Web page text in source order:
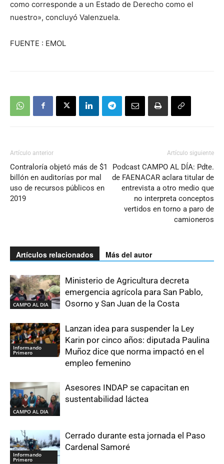
como corresponde a un Estado de Derecho como el
nuestro», concluyó Valenzuela.
FUENTE : EMOL
Artículo anterior
Contraloría objetó más de $1
billón en auditorías por mal
uso de recursos públicos en
2019
Artículo siguiente
Podcast CAMPO AL DÍA: Pdte.
de FAENACAR aclara titular de
entrevista a otro medio que
no interpreta conceptos
vertidos en torno a paro de
camioneros
Artículos relacionados Más del autor
CAMPO AL DIA
Ministerio de Agricultura decreta
emergencia agrícola para San Pablo,
Osorno y San Juan de la Costa
Informando
Primero
Lanzan idea para suspender la Ley
Karin por cinco años: diputada Paulina
Muñoz dice que norma impactó en el
empleo femenino
CAMPO AL DIA
Asesores INDAP se capacitan en
sustentabilidad láctea
Informando
Primero
Cerrado durante esta jornada el Paso
Cardenal Samoré